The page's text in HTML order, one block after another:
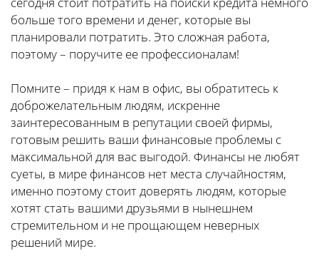
больше того времени и денег, которые вы
планировали потратить. Это сложная работа,
поэтому – поручите ее профессионалам!
Помните – придя к нам в офис, вы обратитесь к
доброжелательным людям, искренне
заинтересованным в репутации своей фирмы,
готовым решить ваши финансовые проблемы с
максимальной для вас выгодой. Финансы не любят
суеты, в мире финансов нет места случайностям,
именно поэтому стоит доверять людям, которые
хотят стать вашими друзьями в нынешнем
стремительном и не прощающем неверных
решений мире.